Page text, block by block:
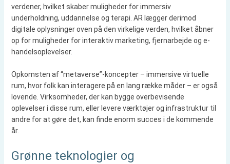
verdener, hvilket skaber muligheder for immersiv
underholdning, uddannelse og terapi. AR lægger derimod
digitale oplysninger oven på den virkelige verden, hvilket åbner
op for muligheder for interaktiv marketing, fjernarbejde og e-
handelsoplevelser.
Opkomsten af “metaverse”-koncepter – immersive virtuelle
rum, hvor folk kan interagere på en lang række måder – er også
lovende. Virksomheder, der kan bygge overbevisende
oplevelser i disse rum, eller levere værktøjer og infrastruktur til
andre for at gøre det, kan finde enorm succes i de kommende
år.
Grønne teknologier og